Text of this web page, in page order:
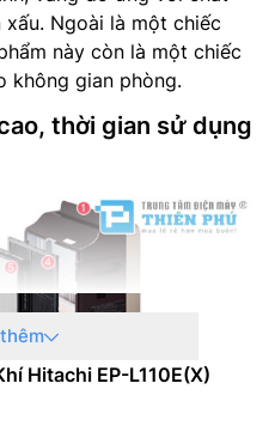
10 năm
x 360 x 291 mm
Ngoài là một chiếc
này còn là một chiếc
không gian phòng.
thời gian sử dụng
Hitachi EP-L110E(X)